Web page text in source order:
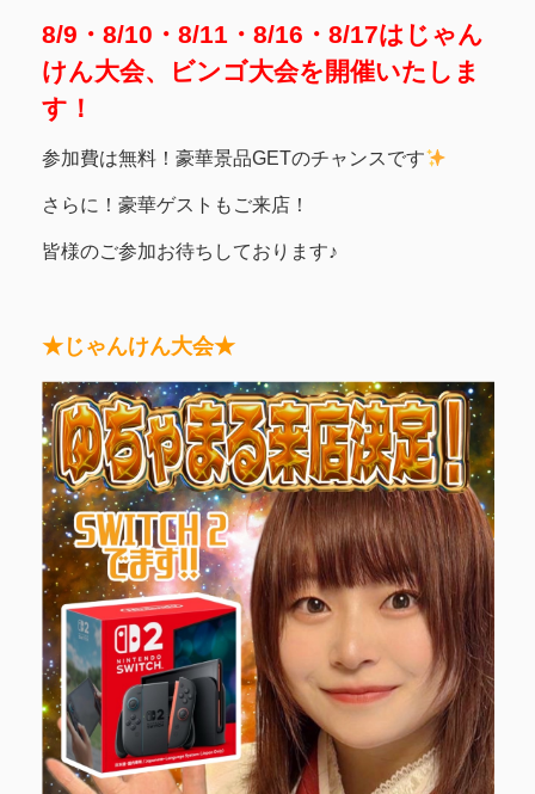
8/9・8/10・8/11・8/16・8/17はじゃん
けん大会、ビンゴ大会を開催いたしま
す！
参加費は無料！豪華景品GETのチャンスです
さらに！豪華ゲストもご来店！
皆様のご参加お待ちしております♪
★じゃんけん大会★